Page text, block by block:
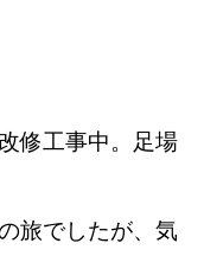
修工事中。足場
旅でしたが、気